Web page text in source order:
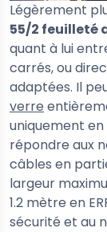
Légèrement
55/2 feuilleté
quant à lui
carrés, ou
adaptées. Il
verre
uniquement
répondre aux
câbles en
largeur
1.2 mètre en
sécurité et au